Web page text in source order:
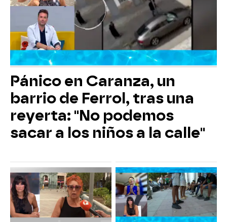
Pánico en Caranza, un
barrio de Ferrol, tras una
reyerta: "No podemos
sacar a los niños a la calle"